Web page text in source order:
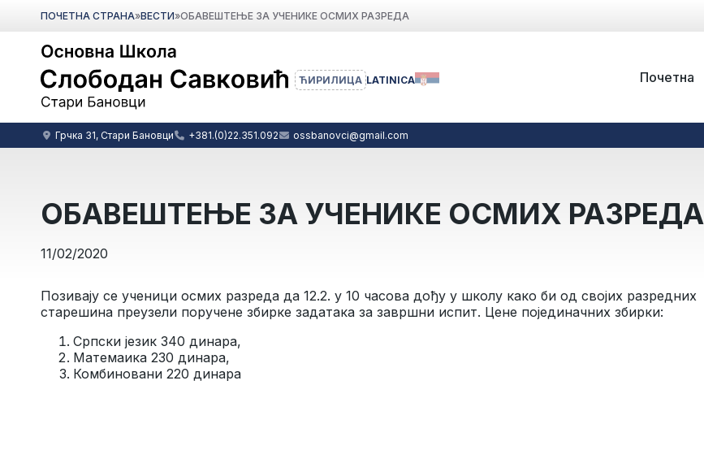
ПОЧЕТНА СТРАНА»ВЕСТИ»ОБАВЕШТЕЊЕ ЗА УЧЕНИКЕ ОСМИХ РАЗРЕДА
Почетна
LATINICA
ЋИРИЛИЦА
Грчка 31, Стари Бановци +381.(0)22.351.092 ossbanovci@gmail.com
ОБАВЕШТЕЊЕ ЗА УЧЕНИКЕ ОСМИХ РАЗРЕДА
11/02/2020
Позивају се ученици осмих разреда да 12.2. у 10 часова дођу у школу како би од својих разредних
старешина преузели поручене збирке задатака за завршни испит. Цене појединачних збирки:
Српски језик 340 динара,
Матемаика 230 динара,
Комбиновани 220 динара